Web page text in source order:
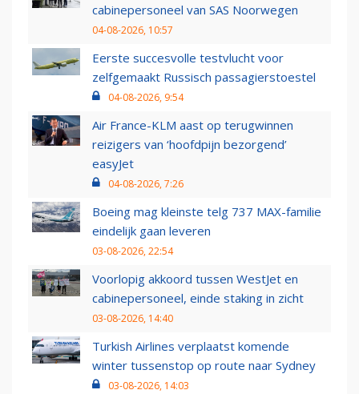
cabinepersoneel van SAS Noorwegen
04-08-2026, 10:57
Eerste succesvolle testvlucht voor
zelfgemaakt Russisch passagierstoestel
04-08-2026, 9:54
Air France-KLM aast op terugwinnen
reizigers van ‘hoofdpijn bezorgend’
easyJet
04-08-2026, 7:26
Boeing mag kleinste telg 737 MAX-familie
eindelijk gaan leveren
03-08-2026, 22:54
Voorlopig akkoord tussen WestJet en
cabinepersoneel, einde staking in zicht
03-08-2026, 14:40
Turkish Airlines verplaatst komende
winter tussenstop op route naar Sydney
03-08-2026, 14:03